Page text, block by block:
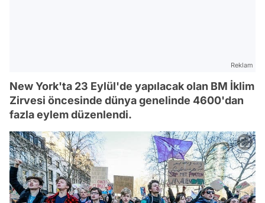
Reklam
New York'ta 23 Eylül'de yapılacak olan BM İklim
Zirvesi öncesinde dünya genelinde 4600'dan
fazla eylem düzenlendi.